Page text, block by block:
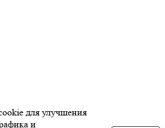
для улучшения
и